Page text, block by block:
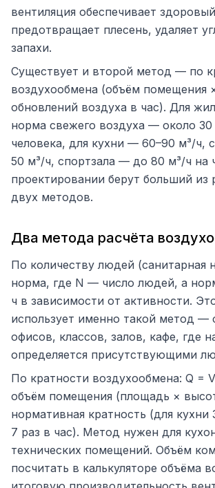
вентиляция обеспечивает
предотвращает плесень, удаляет
запахи.
Существует и второй метод — по
воздухообмена (объём помещения
обновлений воздуха в час). Для
норма свежего воздуха — около 30
человека, для кухни — 60–90 м³/ч,
50 м³/ч, спортзала — до 80 м³/ч на
проектировании берут больший из
двух методов.
Два метода расчёта
По количеству людей (санитарная
норма, где N — число людей, а
ч в зависимости от активности.
использует именно такой метод —
офисов, классов, залов, кафе, где
определяется присутствующими
По кратности воздухообмена: Q =
объём помещения (площадь ×
нормативная кратность (для кухни
7 раз в час). Метод нужен для
технических помещений. Объём
посчитать в калькуляторе объёма